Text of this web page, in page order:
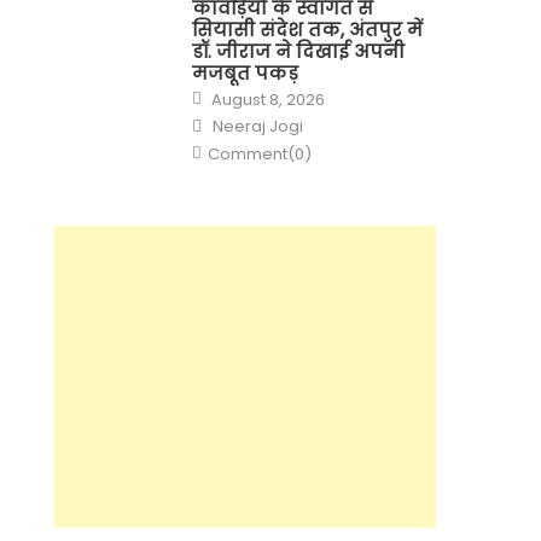
कांवड़ियों के स्वागत से
सियासी संदेश तक, अंतपुर में
डॉ. जीराज ने दिखाई अपनी
मजबूत पकड़
Posted
on
August 8, 2026
Author
Neeraj Jogi
Comment(0)